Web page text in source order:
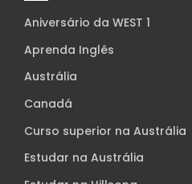
Aniversário da WEST 1
Aprenda Inglês
Austrália
Canadá
Curso superior na Austrália
Estudar na Austrália